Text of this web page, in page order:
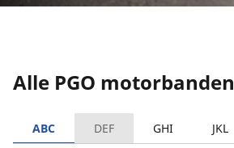
Alle PGO motorbanden
ABC DEF GHI JKL